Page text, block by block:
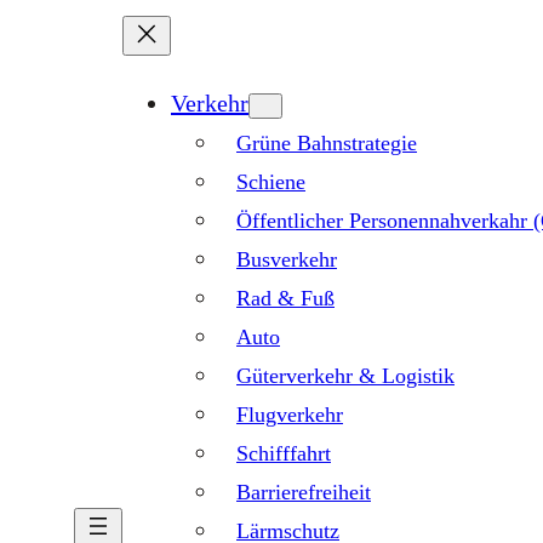
Verkehr
Grüne Bahnstrategie
Schiene
Öffentlicher Personennahverkahr
Busverkehr
Rad & Fuß
Auto
Güterverkehr & Logistik
Flugverkehr
Schifffahrt
Barrierefreiheit
Lärmschutz